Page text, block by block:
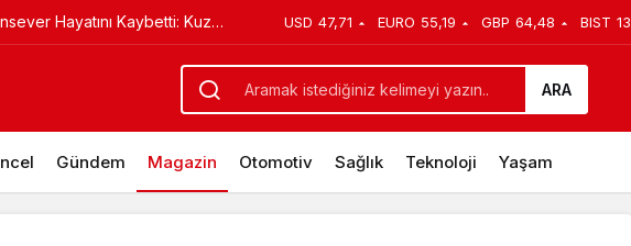
herkese uygun bir tedavi USD 47,71 EURO 55,19 GBP 64,48 BIST
ARA
Gündem Magazin Otomotiv Sağlık Teknoloji Yaşam
Albayram MediaMarkt’ın geleneksel ‘Şahane Cuma’